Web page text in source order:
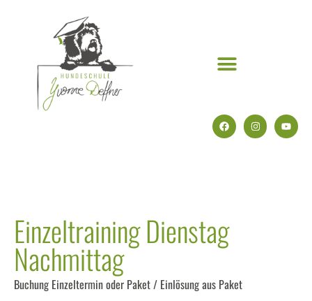
Einzeltraining Dienstag
Nachmittag
Buchung Einzeltermin oder Paket / Einlösung aus Paket